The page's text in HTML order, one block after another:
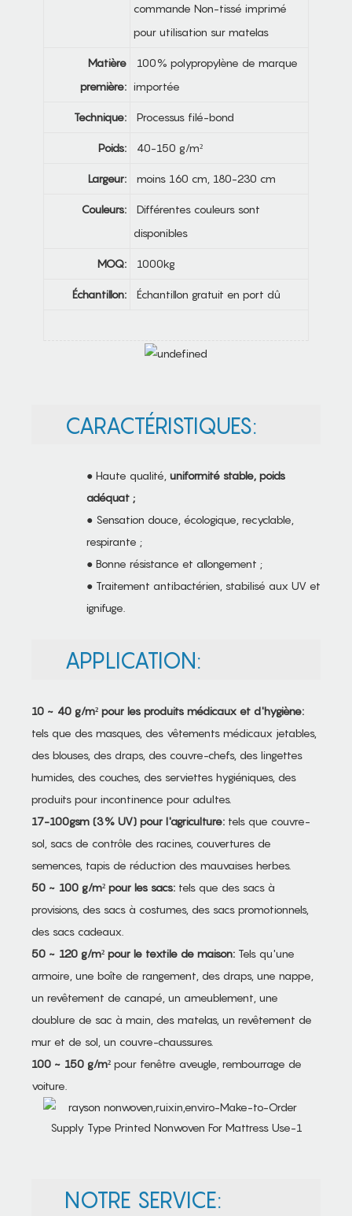
commande Non-tissé imprimé
pour utilisation sur matelas
Matière
première:
100% polypropylène de marque
importée
Technique: Processus filé-bond
Poids: 40-150 g/m²
Largeur: moins 160 cm, 180-230 cm
Couleurs:
Différentes couleurs sont
disponibles
MOQ: 1000kg
Échantillon: Échantillon gratuit en port dû
CARACTÉRISTIQUES:
● Haute qualité, uniformité stable, poids
adéquat ;
● Sensation douce, écologique, recyclable,
respirante ;
● Bonne résistance et allongement ;
● Traitement antibactérien, stabilisé aux UV et
ignifuge.
APPLICATION:
10 ~ 40 g/m² pour les produits médicaux et d'hygiène:
tels que des masques, des vêtements médicaux jetables,
des blouses, des draps, des couvre-chefs, des lingettes
humides, des couches, des serviettes hygiéniques, des
produits pour incontinence pour adultes.
17-100gsm (3% UV) pour l'agriculture: tels que couvre-
sol, sacs de contrôle des racines, couvertures de
semences, tapis de réduction des mauvaises herbes.
50 ~ 100 g/m² pour les sacs: tels que des sacs à
provisions, des sacs à costumes, des sacs promotionnels,
des sacs cadeaux.
50 ~ 120 g/m² pour le textile de maison: Tels qu'une
armoire, une boîte de rangement, des draps, une nappe,
un revêtement de canapé, un ameublement, une
doublure de sac à main, des matelas, un revêtement de
mur et de sol, un couvre-chaussures.
100 ~ 150 g/m² pour fenêtre aveugle, rembourrage de
voiture.
NOTRE SERVICE: